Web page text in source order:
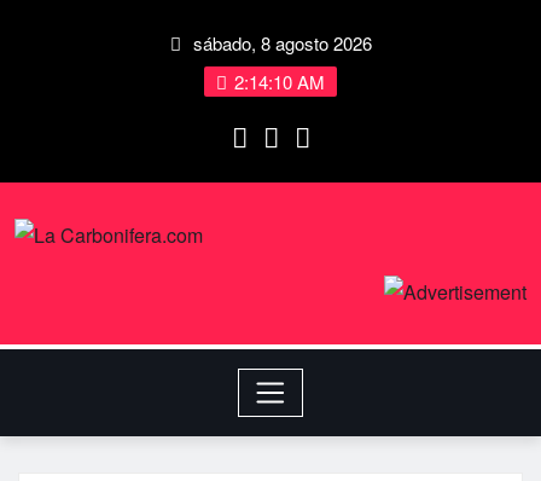
sábado, 8 agosto 2026
2:14:11 AM